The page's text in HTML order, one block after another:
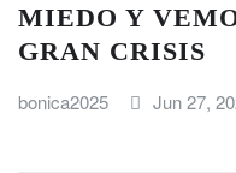
MIEDO Y
GRAN CRISIS
bonica2025 Jun 27,